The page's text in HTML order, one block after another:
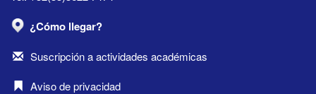
¿Cómo llegar?
Suscripción a actividades académicas
Aviso de privacidad